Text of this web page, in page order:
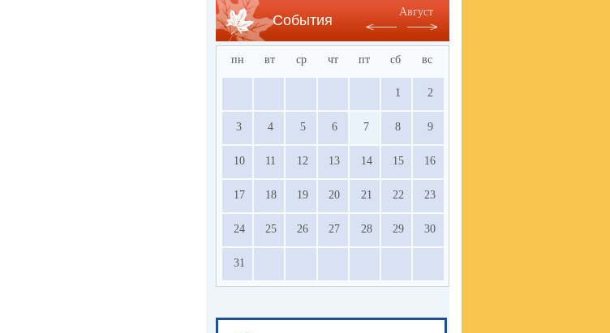
События
Август
пн вт ср чт пт сб вс
1 2
3 4 5 6 7 8 9
10 11 12 13 14 15 16
17 18 19 20 21 22 23
24 25 26 27 28 29 30
31